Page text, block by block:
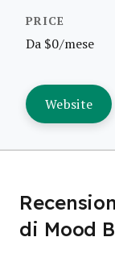
Da $0/mese
Website
di Mood